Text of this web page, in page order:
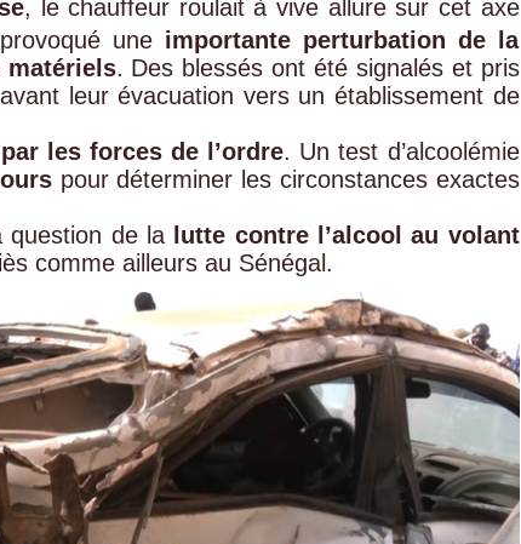
, le chauffeur roulait à vive allure sur cet axe
une importante perturbation de la
matériels. Des blessés ont été signalés et pris
leur évacuation vers un établissement de
les forces de l’ordre. Un test d’alcoolémie
pour déterminer les circonstances exactes
question de la
lutte contre l’alcool au volant
comme ailleurs au Sénégal.